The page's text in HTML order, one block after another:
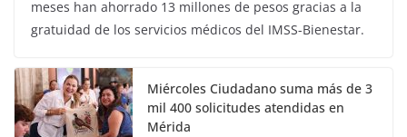
meses han ahorrado 13 millones de pesos gracias a la
gratuidad de los servicios médicos del IMSS-Bienestar.
Miércoles Ciudadano suma más de 3
mil 400 solicitudes atendidas en
Mérida